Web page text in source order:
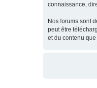
connaissance,
Nos forums sont
peut être
et du contenu